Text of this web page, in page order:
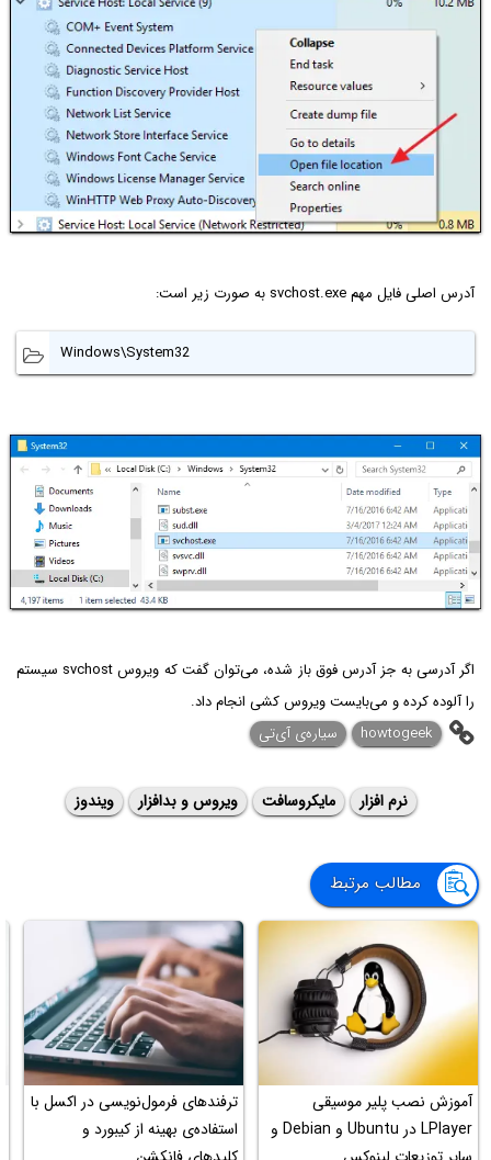
آدرس اصلی فایل مهم svchost.exe به صورت زیر است:
Windows\System32
اگر آدرسی به جز آدرس فوق باز شده، می‌توان گفت که ویروس svchost سیستم
را آلوده کرده و می‌بایست ویروس کشی انجام داد.
howtogeek
سیاره‌ی آی‌تی
نرم افزار مایکروسافت ویروس و بدافزار ویندوز
مطالب مرتبط
آموزش نصب پلیر موسیقی
LPlayer در Ubuntu و Debian و
ترفندهای فرمول‌نویسی در اکسل با
استفاده‌ی بهینه از کیبورد و